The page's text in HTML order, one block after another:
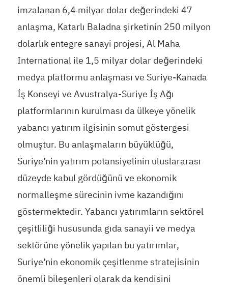
imzalanan 6,4 milyar dolar değerindeki 47
anlaşma, Katarlı Baladna şirketinin 250 milyon
dolarlık entegre sanayi projesi, Al Maha
International ile 1,5 milyar dolar değerindeki
medya platformu anlaşması ve Suriye-Kanada
İş Konseyi ve Avustralya-Suriye İş Ağı
platformlarının kurulması da ülkeye yönelik
yabancı yatırım ilgisinin somut göstergesi
olmuştur. Bu anlaşmaların büyüklüğü,
Suriye’nin yatırım potansiyelinin uluslararası
düzeyde kabul gördüğünü ve ekonomik
normalleşme sürecinin ivme kazandığını
göstermektedir. Yabancı yatırımların sektörel
çeşitliliği hususunda gıda sanayii ve medya
sektörüne yönelik yapılan bu yatırımlar,
Suriye’nin ekonomik çeşitlenme stratejisinin
önemli bileşenleri olarak da kendisini